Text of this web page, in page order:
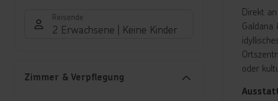
Reisende
2 Erwachsene Keine Kinder
Zimmer & Verpflegung
Direkt
oder